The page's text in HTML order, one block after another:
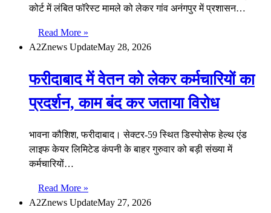
कोर्ट में लंबित फॉरेस्ट मामले को लेकर गांव अनंगपुर में प्रशासन…
Read More »
A2Znews UpdateMay 28, 2026
फरीदाबाद में वेतन को लेकर कर्मचारियों का
प्रदर्शन, काम बंद कर जताया विरोध
भावना कौशिश, फरीदाबाद। सेक्टर-59 स्थित डिस्पोसेफ हेल्थ एंड
लाइफ केयर लिमिटेड कंपनी के बाहर गुरुवार को बड़ी संख्या में
कर्मचारियों…
Read More »
A2Znews UpdateMay 27, 2026